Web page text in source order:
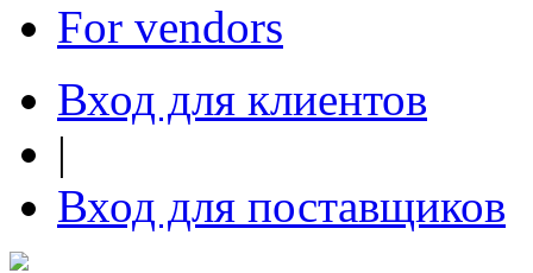
For vendors
Вход для клиентов
|
Вход для поставщиков